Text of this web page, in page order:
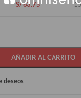
S/63.75
AÑADIR AL CARRITO
deseos